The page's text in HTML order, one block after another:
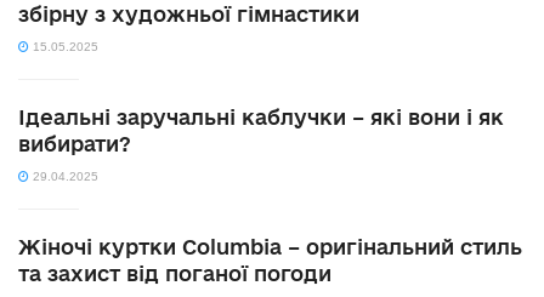
збірну з художньої гімнастики
15.05.2025
Ідеальні заручальні каблучки – які вони і як
вибирати?
29.04.2025
Жіночі куртки Columbia – оригінальний стиль
та захист від поганої погоди